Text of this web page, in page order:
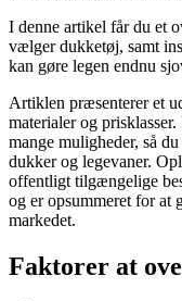
I denne artikel får du et
vælger dukketøj, samt
kan gøre legen endnu
Artiklen præsenterer et
materialer og
mange muligheder, så
dukker og legevaner.
offentligt tilgængelige
og er opsummeret for at
markedet.
Faktorer at